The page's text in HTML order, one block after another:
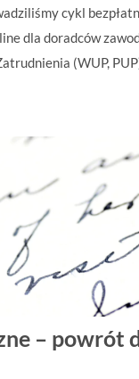
cykl
dla doradców
(WUP,
– powrót